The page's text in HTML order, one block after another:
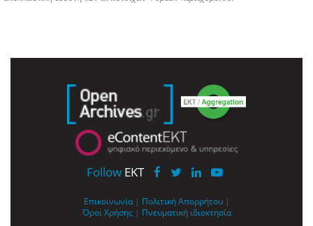
Follow EKT
Επικοινωνία | Πολιτική Απορρήτου |
Όροι Χρήσης | Πνευματική ιδιοκτησία